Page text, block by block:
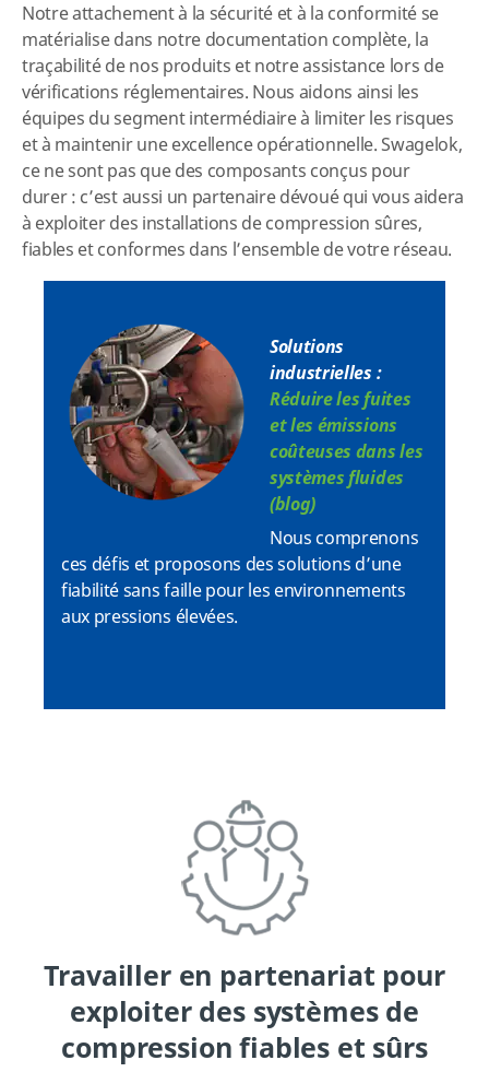
Notre attachement à la sécurité et à la conformité se
matérialise dans notre documentation complète, la
traçabilité de nos produits et notre assistance lors de
vérifications réglementaires. Nous aidons ainsi les
équipes du segment intermédiaire à limiter les risques
et à maintenir une excellence opérationnelle. Swagelok,
ce ne sont pas que des composants conçus pour
durer : c’est aussi un partenaire dévoué qui vous aidera
à exploiter des installations de compression sûres,
fiables et conformes dans l’ensemble de votre réseau.
Solutions
industrielles :
Réduire les fuites
et les émissions
coûteuses dans les
systèmes fluides
(blog)
Nous comprenons
ces défis et proposons des solutions d’une
fiabilité sans faille pour les environnements
aux pressions élevées.
Travailler en partenariat pour
exploiter des systèmes de
compression fiables et sûrs